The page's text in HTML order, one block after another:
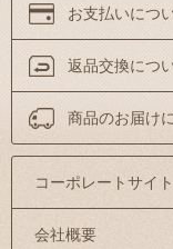
お支払いにつ
返品交換につ
商品のお届け
コーポレートサイト
会社概要